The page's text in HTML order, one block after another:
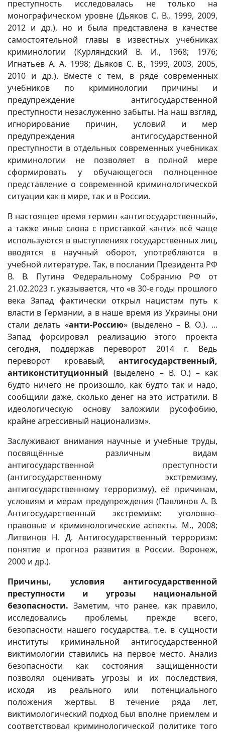
преступность исследовалась не только на
монографическом уровне (Дьяков С. В., 1999, 2009,
2012 и др.), но и была представлена в качестве
самостоятельной главы в известных учебниках
криминологии (Курляндский В. И., 1968; 1976;
Игнатьев А. А. 1998; Дьяков С. В., 1999, 2003, 2005,
2010 и др.). Вместе с тем, в ряде современных
учебников по криминологии причины и
предупреждение антигосударственной
преступности незаслуженно забыты. На наш взгляд,
игнорирование причин, условий и мер
предупреждения антигосударственной
преступности в отдельных современных учебниках
криминологии не позволяет в полной мере
сформировать у обучающегося полноценное
представление о современной криминологической
ситуации как в мире, так и в России.
В настоящее время термин «антигосударственный»,
а также иные слова с приставкой «анти» всё чаще
используются в выступлениях государственных лиц,
вводятся в научный оборот, употребляются в
учебной литературе. Так, в послании Президента РФ
В. В. Путина Федеральному Собранию РФ от
21.02.2023 г. указывается, что «в 30-е годы прошлого
века Запад фактически открыл нацистам путь к
власти в Германии, а в наше время из Украины они
стали делать «анти-Россию» (выделено – В. О.). ...
Запад форсировал реализацию этого проекта
сегодня, поддержав переворот 2014 г. Ведь
переворот кровавый, антигосударственный,
антиконституционный (выделено – В. О.) – как
будто ничего не произошло, как будто так и надо,
сообщили даже, сколько денег на это истратили. В
идеологическую основу заложили русофобию,
крайне агрессивный национализм».
Заслуживают внимания научные и учебные труды,
посвящённые различным видам
антигосударственной преступности
(антигосударственному экстремизму,
антигосударственному терроризму), её причинам,
условиям и мерам предупреждения (Павлинов А. В.
Антигосударственный экстремизм: уголовно-
правовые и криминологические аспекты. М., 2008;
Литвинов Н. Д. Антигосударственный терроризм:
понятие и прогноз развития в России. Воронеж,
2000 и др.).
Причины, условия антигосударственной
преступности и угрозы национальной
безопасности. Заметим, что ранее, как правило,
исследовались проблемы, прежде всего,
безопасности нашего государства, т.е. в сущности
институты криминальной антигосударственной
виктимологии ставились на первое место. Анализ
безопасности как состояния защищённости
позволял оценивать угрозы и их последствия,
исходя из реального или потенциального
положения жертвы. В течение ряда лет,
виктимологический подход был вполне приемлем и
соответствовал криминологической политике того